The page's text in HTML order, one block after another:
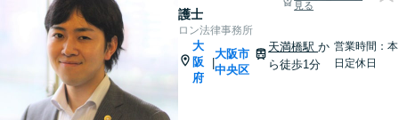
護士
見る
ロン法律事務所
大
阪
府
|
大阪市
中央区
天満橋駅か
ら徒歩1分
営業時間：本
日定休日